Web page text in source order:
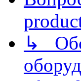
↳